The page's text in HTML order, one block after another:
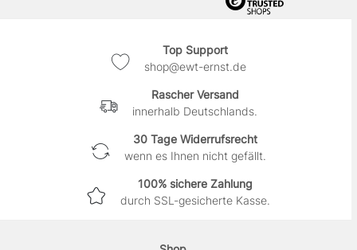
Top Support
shop@ewt-ernst.de
Rascher Versand
innerhalb Deutschlands.
30 Tage Widerrufsrecht
wenn es Ihnen nicht gefällt.
100% sichere Zahlung
durch SSL-gesicherte Kasse.